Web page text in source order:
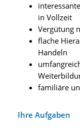
in Vollzeit
Vergütung
flache
Handeln
familiäre
Ihre Aufgaben